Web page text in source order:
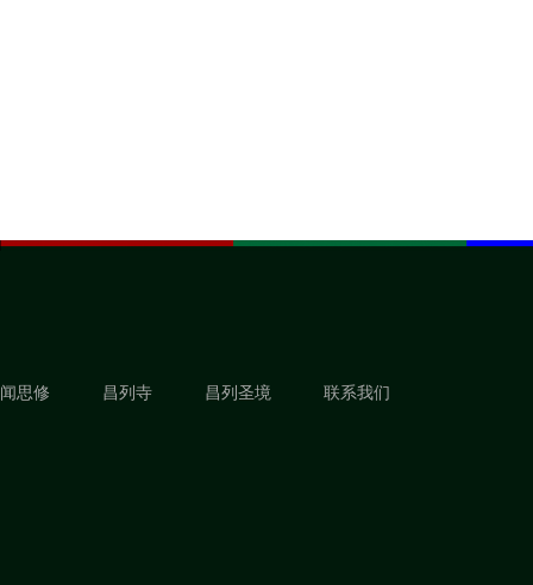
闻思修 昌列寺 昌列圣境 联系我们